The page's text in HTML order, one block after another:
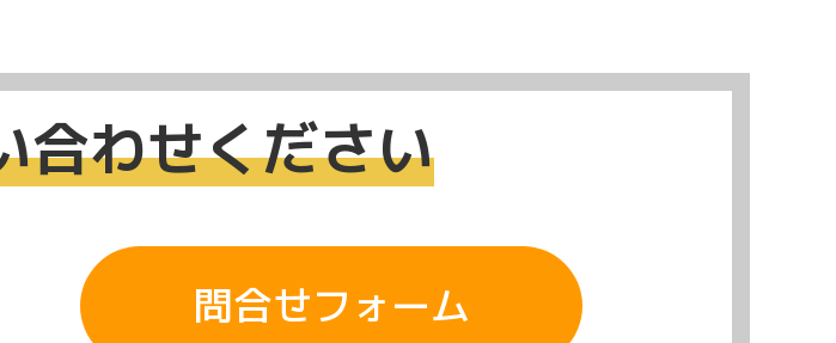
合わせください
問合せフォーム